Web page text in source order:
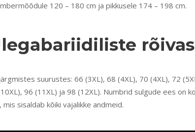
120 – 180 cm ja pikkusele 174 – 198 cm.
suurustes: 66 (3XL), 68 (4XL), 70 (4XL), 72
96 (11XL) ja 98 (12XL). Numbrid sulgude ees
sisaldab kõiki vajalikke andmeid.